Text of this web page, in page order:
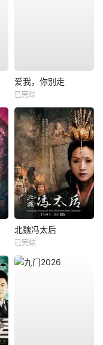
爱我，你别走
已完结
北魏冯太后
已完结